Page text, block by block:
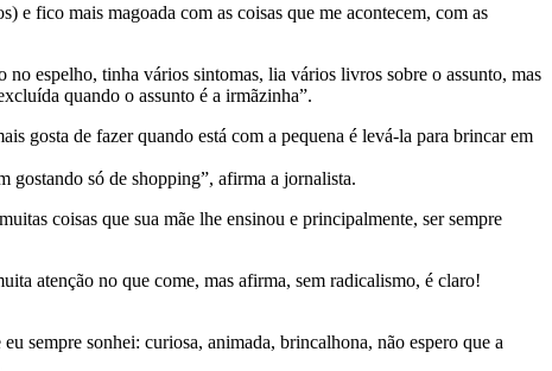
e fico mais magoada com as coisas que me acontecem, com as
espelho, tinha vários sintomas, lia vários livros sobre o assunto, mas
quando o assunto é a irmãzinha”.
gosta de fazer quando está com a pequena é levá-la para brincar em
gostando só de shopping”, afirma a jornalista.
coisas que sua mãe lhe ensinou e principalmente, ser sempre
atenção no que come, mas afirma, sem radicalismo, é claro!
sempre sonhei: curiosa, animada, brincalhona, não espero que a